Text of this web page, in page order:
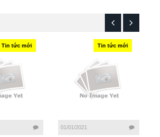
Tin tức mới Tin tức mới
01/01/2021